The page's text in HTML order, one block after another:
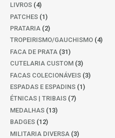
LIVROS 44
PRODUTOS
PATCHES 11
PRODUTO
PRATARIA 22
PRODUTOS
TROPEIRISMO/GAUCHISMO 44
FACA DE PRATA 3131
PRODUTOS
CUTELARIA CUSTOM 33
PRODUTOS
FACAS COLECIONÁVEIS 33
ESPADAS E ESPADINS 11
ÉTNICAS | TRIBAIS 77
MEDALHAS 1313
BADGES 1212
PRODUTOS
MILITARIA DIVERSA 33